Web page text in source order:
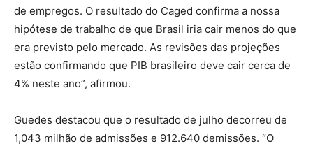
de empregos. O resultado do Caged confirma a nossa
hipótese de trabalho de que Brasil iria cair menos do que
era previsto pelo mercado. As revisões das projeções
estão confirmando que PIB brasileiro deve cair cerca de
4% neste ano”, afirmou.
Guedes destacou que o resultado de julho decorreu de
1,043 milhão de admissões e 912.640 demissões. “O